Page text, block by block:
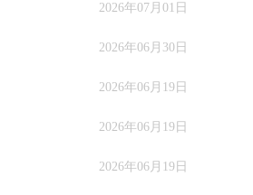
2026年07月01日
2026年06月30日
2026年06月19日
2026年06月19日
2026年06月19日